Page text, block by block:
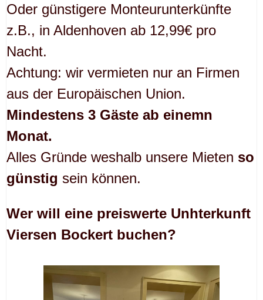
Oder günstigere Monteurunterkünfte
z.B., in Aldenhoven ab 12,99€ pro
Nacht.
Achtung: wir vermieten nur an Firmen
aus der Europäischen Union.
Mindestens 3 Gäste ab einemn
Monat.
Alles Gründe weshalb unsere Mieten so
günstig sein können.
Wer will eine preiswerte Unhterkunft
Viersen Bockert buchen?